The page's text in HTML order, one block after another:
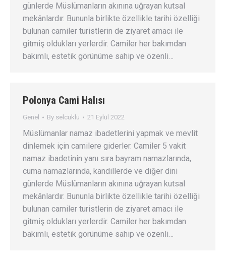
günlerde Müslümanların akınına uğrayan kutsal
mekânlardır. Bununla birlikte özellikle tarihi özelliği
bulunan camiler turistlerin de ziyaret amacı ile
gitmiş oldukları yerlerdir. Camiler her bakımdan
bakımlı, estetik görünüme sahip ve özenli…
Polonya Cami Halısı
Genel By selcuklu 21 Eylül 2022
Müslümanlar namaz ibadetlerini yapmak ve mevlit
dinlemek için camilere giderler. Camiler 5 vakit
namaz ibadetinin yanı sıra bayram namazlarında,
cuma namazlarında, kandillerde ve diğer dini
günlerde Müslümanların akınına uğrayan kutsal
mekânlardır. Bununla birlikte özellikle tarihi özelliği
bulunan camiler turistlerin de ziyaret amacı ile
gitmiş oldukları yerlerdir. Camiler her bakımdan
bakımlı, estetik görünüme sahip ve özenli…